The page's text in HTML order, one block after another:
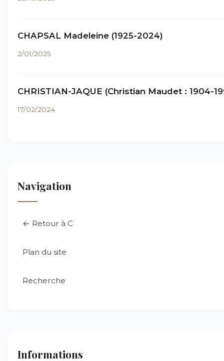
CHAPSAL Madeleine (1925-2024)
2/01/2025
CHRISTIAN-JAQUE (Christian Maudet : 1904-
17/02/2024
Navigation
← Retour à C
Plan du site
Recherche
Informations